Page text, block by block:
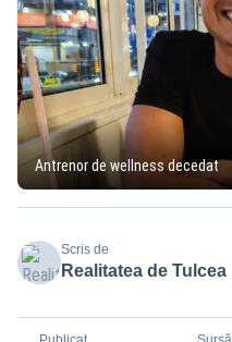
Antrenor de wellness decedat
Scris de
Realitatea de Tulcea